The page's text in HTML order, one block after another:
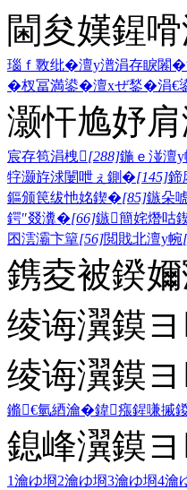
閫夋嫨鍟
瑙ｆ斁纰�澶у潽涓存睙闂�
�杈冨満鍙�澶хぜ鍫�涓€
灏忓尯妤
宸存笣涓栧[288]鍦ｅ湴澶у
牸灏斿浗闄呭ぇ鍘�[145]鍗
鏂颁笢绂忚姳鍥�[85]鏃朵
鍔″叕瀵�[66]鏃簡姹熸咕
囨澐灞卞簞[56]閲戝北澶у帵
鎸夌被鍨
绫诲瀷鏌
绫诲瀷鏌
鏅€氫綇瀹�鍏瘬鍟嗛摵
鎴峰瀷鏌
1瀹ゆ埛2瀹ゆ埛3瀹ゆ埛4瀹